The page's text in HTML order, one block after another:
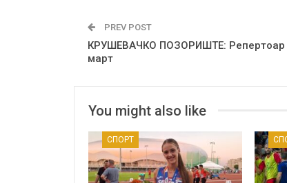
PREV POST
КРУШЕВАЧКО ПОЗОРИШТЕ: Репертоар
март
You might also like
СПОРТ